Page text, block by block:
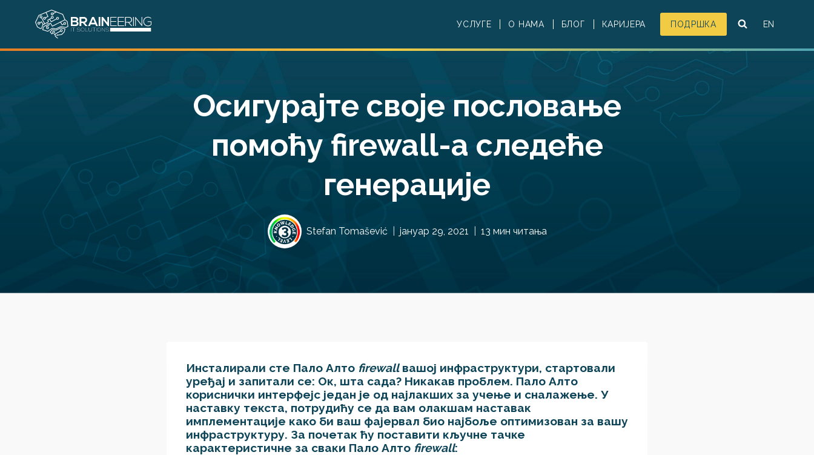
УСЛУГЕ О НАМА БЛОГ КАРИЈЕРА ПОДРШКА EN
Осигурајте своје пословање
помоћу firewall-a следеће
генерације
Stefan Tomašević јануар 29, 2021 13 мин читања
Инсталирали сте Пало Алто firewallвашој инфраструктури, стартовали
уређај и запитали се: Ок, шта сада? Никакав проблем. Пало Алто
кориснички интерфејс један је од најлакших за учење и сналажење. У
наставку текста, потрудићу се да вам олакшам наставак
имплементације како би ваш фајервал био најбоље оптимизован за вашу
инфраструктуру. За почетак ћу поставити кључне тачке
карактеристичне за сваки Пало Алто firewall: